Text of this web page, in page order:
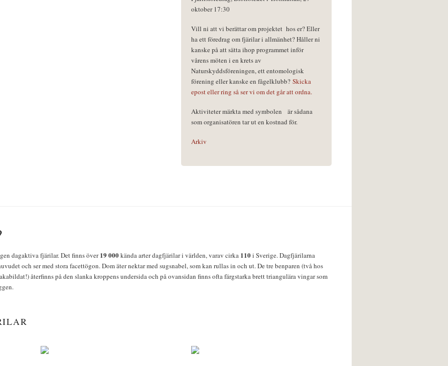
oktober 17:30
Vill ni att vi berättar om projektet hos er? Eller
ha ett föredrag om fjärilar i allmänhet? Håller ni
kanske på att sätta ihop programmet inför
vårens möten i en krets av
Naturskyddsföreningen, ett entomologisk
förening eller kanske en fågelklubb? Skicka
epost eller ring så ser vi om det går att ordna.
Aktiviteter märkta med symbolen
är sådana
som organisatören tar ut en kostnad för.
Arkiv
dagaktiva fjärilar. Det finns över19 000kända arter dagfjärilar i världen, varav cirka 110i Sverige. Dagfjärilarna
och ser med stora facettögon. Dom äter nektar med sugsnabel, som kan rullas in och ut. De tre benparen (två hos
återfinns på den slanka kroppens undersida och på ovansidan finns ofta färgstarka brett triangulära vingar som